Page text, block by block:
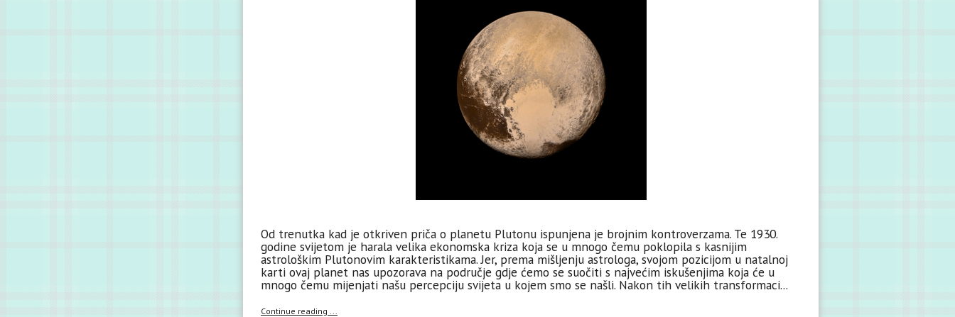
Od trenutka kad je otkriven priča o planetu Plutonu ispunjena je brojnim kontroverzama. Te 1930.
godine svijetom je harala velika ekonomska kriza koja se u mnogo čemu poklopila s kasnijim
astrološkim Plutonovim karakteristikama. Jer, prema mišljenju astrologa, svojom pozicijom u natalnoj
karti ovaj planet nas upozorava na područje gdje ćemo se suočiti s najvećim iskušenjima koja će u
mnogo čemu mijenjati našu percepciju svijeta u kojem smo se našli. Nakon tih velikih transformaci...
Continue reading ...